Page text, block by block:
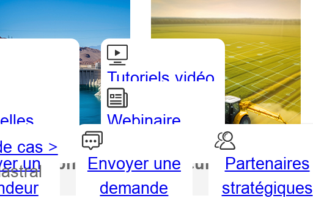
Agriculture
Tutoriels vidéo
Webinaire
un
Envoyer une
demande
Partenaires
stratégiques
cas >